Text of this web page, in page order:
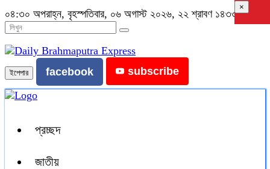
০৪:৩০ অপরাহ্ন, বৃহস্পতিবার, ০৬ অগাস্ট ২০২৬, ২২ শ্রাবণ ১৪৩৩ বঙ্গাব্দ
ইপেপার facebook subscribe
প্রচ্ছদ
জাতীয়
×